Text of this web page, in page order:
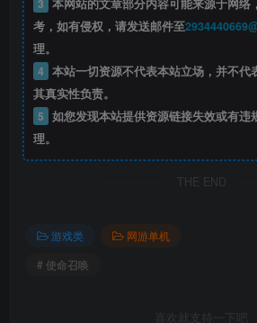
3 本网站的文章部分内容可能来源于网络
考，如有侵权，请发送邮件至
理。
4 本站一切资源不代表本站立场，并不代
其真实性负责。
5 如您发现本站提供资源链接失效或有违
理。
THE END
游戏类
网游单机
# 使命召唤
喜欢就支持一下吧